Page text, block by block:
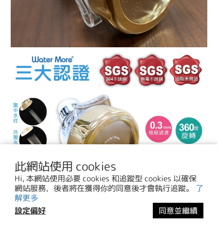
此網站使用 cookies
Hi, 本網站使用必要 cookies 和追蹤型 cookies 以確保
網站服務，後者將在獲得你的同意後才會執行追蹤。 了
解更多
設定偏好
同意並繼續
立即購買